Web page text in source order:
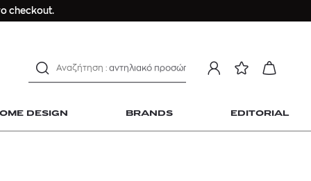
checkout.
DESIGN BRANDS EDITORIAL
αντηλιακό προσώπου